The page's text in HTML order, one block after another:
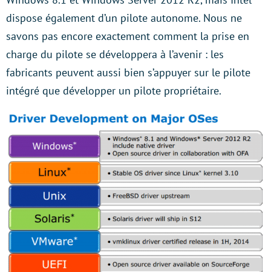
dispose également d’un pilote autonome. Nous ne
savons pas encore exactement comment la prise en
charge du pilote se développera à l’avenir : les
fabricants peuvent aussi bien s’appuyer sur le pilote
intégré que développer un pilote propriétaire.